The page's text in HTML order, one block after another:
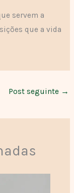
servem a
que a vida
Post seguinte →